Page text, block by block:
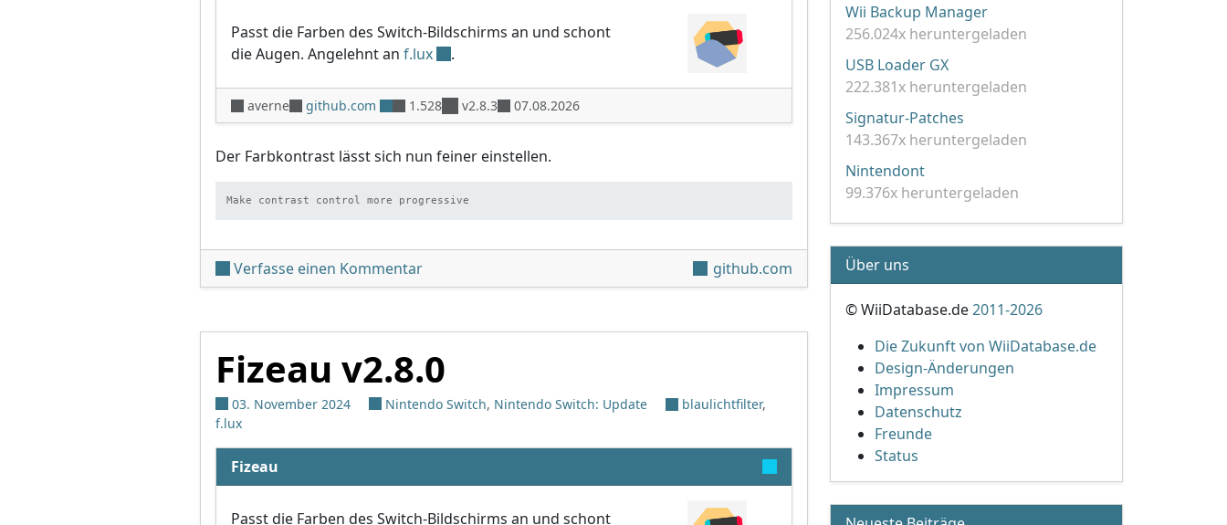
Passt die Farben des Switch-Bildschirms an und schont
die Augen. Angelehnt an f.lux .
averne github.com 1.528 v2.8.3 07.08.2026
Der Farbkontrast lässt sich nun feiner einstellen.
Make contrast control more progressive
Verfasse einen Kommentarunter 'Fizeau v2.8.1' github.com
Fizeau v2.8.0
03. November 2024 Nintendo Switch, Nintendo Switch: Update blaulichtfilter,
f.lux
Fizeau
Passt die Farben des Switch-Bildschirms an und schont
Wii Backup Manager
256.024x heruntergeladen
USB Loader GX
222.381x heruntergeladen
Signatur-Patches
143.367x heruntergeladen
Nintendont
99.376x heruntergeladen
Über uns
© WiiDatabase.de2011-2026
Die Zukunft von WiiDatabase.de
Design-Änderungen
Impressum
Datenschutz
Freunde
Status